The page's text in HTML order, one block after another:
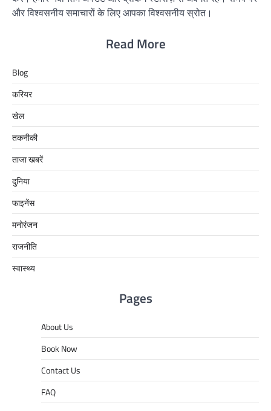
और विश्वसनीय समाचारों के लिए आपका विश्वसनीय स्रोत।
Read More
Blog
करियर
खेल
तकनीकी
ताजा खबरें
दुनिया
फाइनेंस
मनोरंजन
राजनीति
स्वास्थ्य
Pages
About Us
Book Now
Contact Us
FAQ